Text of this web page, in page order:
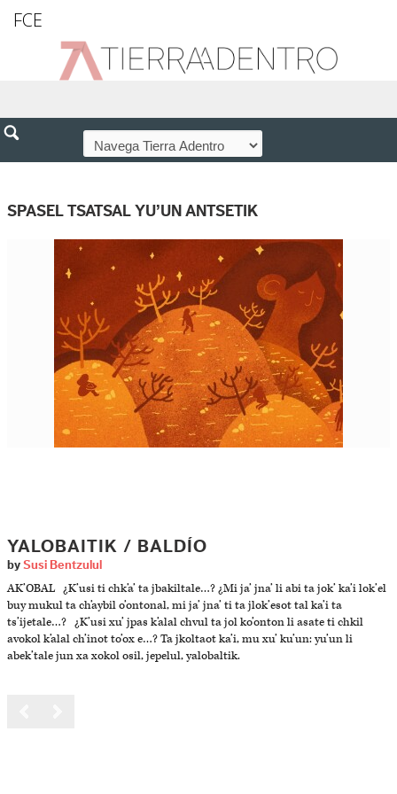
FCE
SPASEL TSATSAL YU’UN ANTSETIK
YALOBAITIK / BALDÍO
by Susi Bentzulul
AK’OBAL ¿K’usi ti chk’a’ ta jbakiltale…? ¿Mi ja’ jna’ li abi ta jok’ ka’i lok’el
buy mukul ta ch’aybil o’ontonal, mi ja’ jna’ ti ta jlok’esot tal ka’i ta
ts’ijetale…? ¿K’usi xu’ jpas k’alal chvul ta jol ko’onton li asate ti chkil
avokol k’alal ch’inot to’ox e…? Ta jkoltaot ka’i, mu xu’ ku’un: yu’un li
abek’tale jun xa xokol osil, jepelul, yalobaltik.